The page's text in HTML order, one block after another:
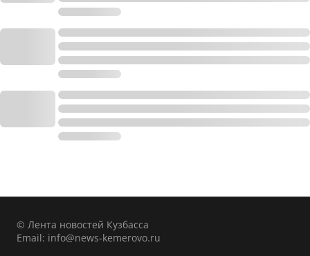
© Лента новостей Кузбасса
Email: info@news-kemerovo.ru